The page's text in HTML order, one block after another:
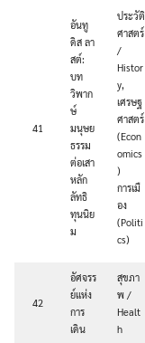
41
อันทู
ดิส ลา
สต์:
บท
วิพาก
ษ์
มนุษย
ธรรม
ต่อเสา
หลัก
ลัทธิ
ทุนนิย
ม
ประวัติ
ศาสตร์
/
Histor
y,
เศรษฐ
ศาสตร์
(Econ
omics
)
การเมื
อง
(Politi
cs)
42
อัศจรร
ย์แห่ง
การ
เดิน
สุขภา
พ /
Healt
h